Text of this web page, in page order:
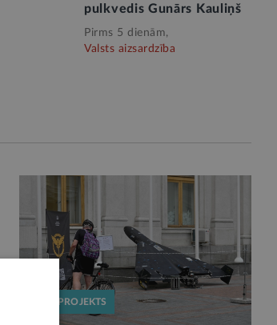
pulkvedis Gunārs Kauliņš
Pirms 5 dienām,
Valsts aizsardzība
LIKUMPROJEKTS